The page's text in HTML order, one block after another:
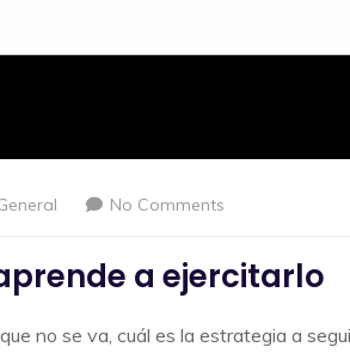
No Comments
a ejercitarlo
no se va, cuál es la estrategia a